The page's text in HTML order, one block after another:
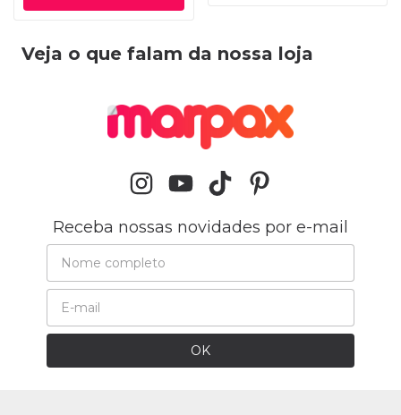
Veja o que falam da nossa loja
Receba nossas novidades por e-mail